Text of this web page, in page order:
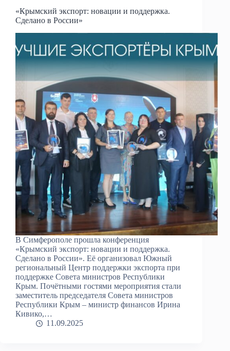
«Крымский экспорт: новации и поддержка.
Сделано в России»
В Симферополе прошла конференция
«Крымский экспорт: новации и поддержка.
Сделано в России». Её организовал Южный
региональный Центр поддержки экспорта при
поддержке Совета министров Республики
Крым. Почётными гостями мероприятия стали
заместитель председателя Совета министров
Республики Крым – министр финансов Ирина
Кивико,…
11.09.2025